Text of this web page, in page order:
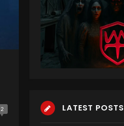
2 LATEST POSTS